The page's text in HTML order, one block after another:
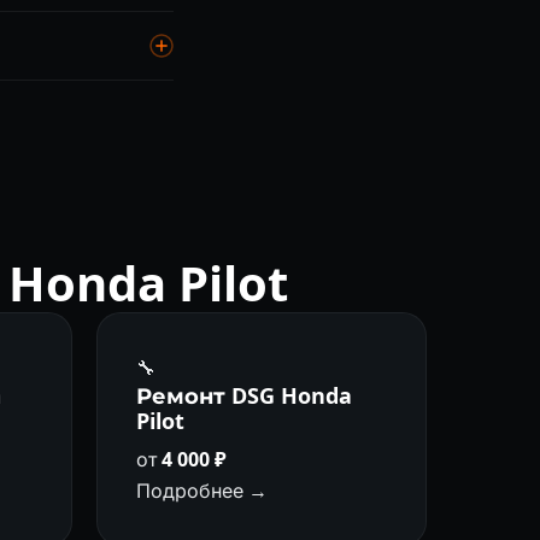
Pilot
🔧
Ремонт DSG Honda
Pilot
от4 000 ₽
Подробнее →